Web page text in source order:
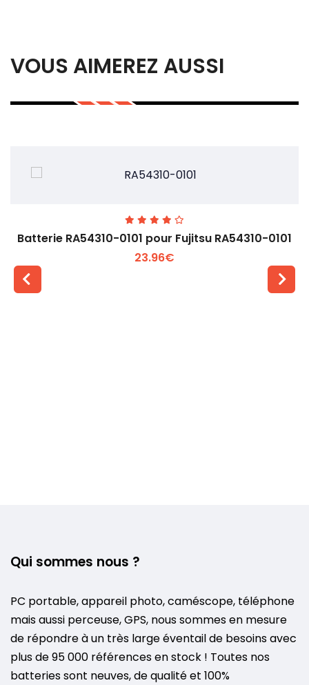
VOUS AIMEREZ AUSSI
Batterie RA54310-0101 pour Fujitsu RA54310-0101
23.96€
Qui sommes nous ?
PC portable, appareil photo, caméscope, téléphone
mais aussi perceuse, GPS, nous sommes en mesure
de répondre à un très large éventail de besoins avec
plus de 95 000 références en stock ! Toutes nos
batteries sont neuves, de qualité et 100%